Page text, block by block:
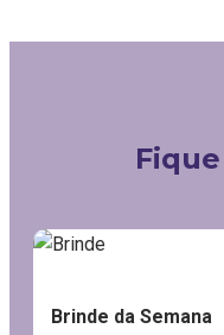
Brinde da Semana